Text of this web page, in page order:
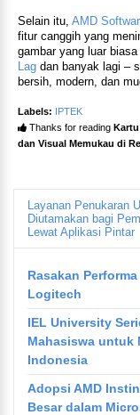
Selain itu, AMD
fitur canggih yang
gambar yang luar
Lag dan banyak lagi –
bersih, modern, dan
Labels: IPTEK
Thanks for reading
dan Visual Memukau di
Layanan Penukaran
Diutamakan bagi
Lewat Aplikasi Pintar
Rasakan
Logitech
IEL University
Mahasiswa untuk
Indonesia
Adopsi AMD
Besar dalam